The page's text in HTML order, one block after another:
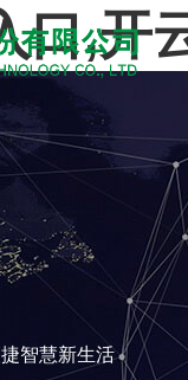
口,开
智慧新生活